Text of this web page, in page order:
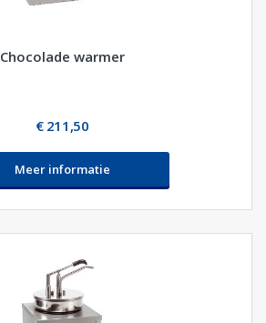
Chocolade warmer
€ 211,50
Meer informatie